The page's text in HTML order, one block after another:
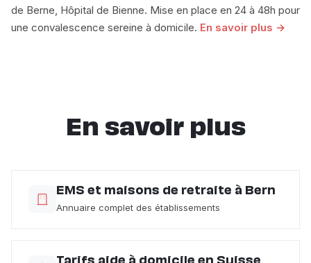
de Berne, Hôpital de Bienne. Mise en place en 24 à 48h pour
une convalescence sereine à domicile. En savoir plus →
En savoir plus
EMS et maisons de retraite à Bern
Annuaire complet des établissements